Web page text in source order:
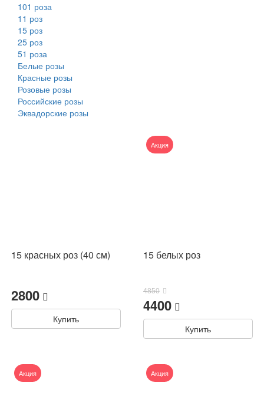
101 роза
11 роз
15 роз
25 роз
51 роза
Белые розы
Красные розы
Розовые розы
Российские розы
Эквадорские розы
15 красных роз (40 см)
2800
Купить
15 белых роз
4850
4400
Купить
Акция
Акция Акция